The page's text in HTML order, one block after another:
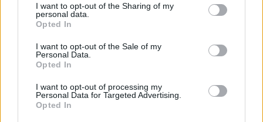
I want to opt-out of the Sharing of my
personal data.
Opted In
I want to opt-out of the Sale of my
Personal Data.
Opted In
I want to opt-out of processing my
Personal Data for Targeted Advertising.
Opted In
drogtörvény
drogprevenció
Belügyminisztérium